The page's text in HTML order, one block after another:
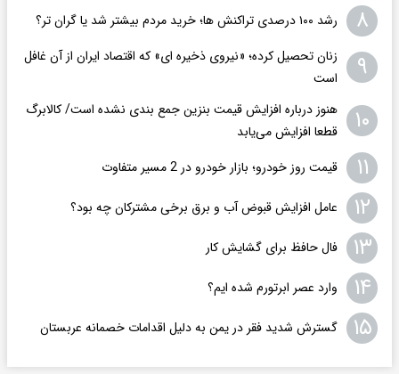
۸ رشد ۱۰۰ درصدی تراکنش ها؛ خرید مردم بیشتر شد یا گران تر؟
۹
زنان تحصیل کرده؛ «نیروی ذخیره ای» که اقتصاد ایران از آن غافل
است
۱۰
هنوز درباره افزایش قیمت بنزین جمع بندی نشده است/ کالابرگ
قطعا افزایش می‌یابد
۱۱ قیمت روز خودرو؛ بازار خودرو در 2 مسیر متفاوت
۱۲ عامل افزایش قبوض آب و برق برخی مشترکان چه بود؟
۱۳ فال حافظ برای گشایش کار
۱۴ وارد عصر ابرتورم شده ایم؟
۱۵ گسترش شدید فقر در یمن به دلیل اقدامات خصمانه عربستان